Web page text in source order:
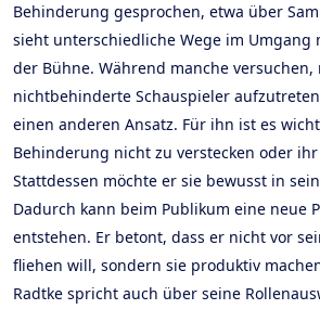
Behinderung gesprochen, etwa über
sieht unterschiedliche Wege im
der Bühne. Während manche
nichtbehinderte Schauspieler
einen anderen Ansatz. Für ihn ist es
Behinderung nicht zu verstecken oder
Stattdessen möchte er sie bewusst in
Dadurch kann beim Publikum eine neue
entstehen. Er betont, dass er nicht vor
fliehen will, sondern sie produktiv
Radtke spricht auch über seine